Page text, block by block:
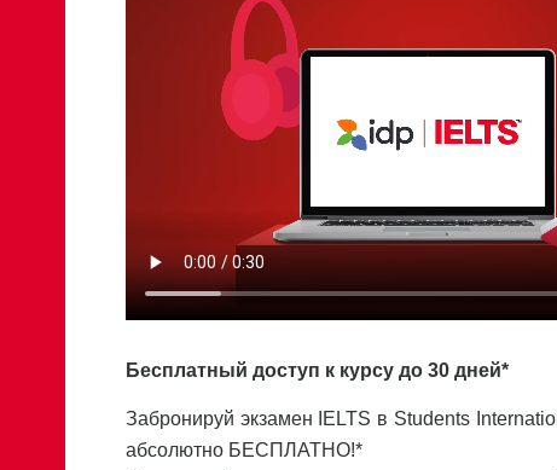
Бесплатный доступ к курсу до 30 дней*
Забронируй экзамен IELTS в Students
абсолютно БЕСПЛАТНО!*